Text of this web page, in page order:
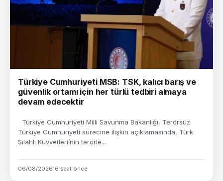
Türkiye Cumhuriyeti MSB: TSK, kalıcı barış ve
güvenlik ortamı için her türlü tedbiri almaya
devam edecektir
Türkiye Cumhuriyeti Milli Savunma Bakanlığı, Terörsüz
Türkiye Cumhuriyeti sürecine ilişkin açıklamasında, Türk
Silahlı Kuvvetleri’nin terörle...
06/08/202616 saat önce